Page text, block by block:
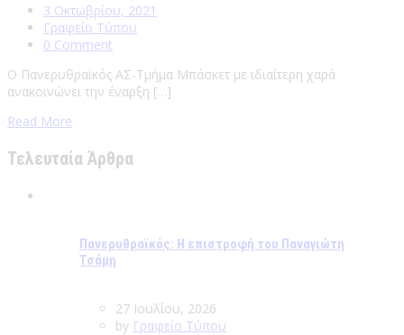
3 Οκτωβρίου, 2021
Γραφείο Τύπου
0 Comment
Ο Πανερυθραϊκός ΑΣ-Τμήμα Μπάσκετ με ιδιαίτερη χαρά
ανακοινώνει την έναρξη […]
Read More
Τελευταία Άρθρα
Πανερυθραϊκός: Η επιστροφή του Παναγιώτη
Τσάμη
27 Ιουλίου, 2026
by Γραφείο Τύπου